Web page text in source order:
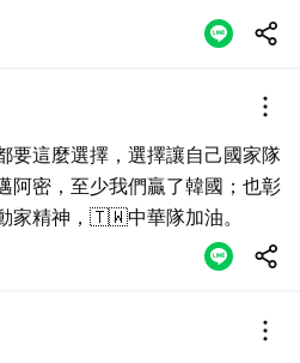
要這麼選擇，選擇讓自己國家隊
阿密，至少我們贏了韓國；也彰
家精神，🇹🇼中華隊加油。